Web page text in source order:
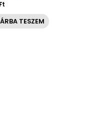
Ft
TESZEM